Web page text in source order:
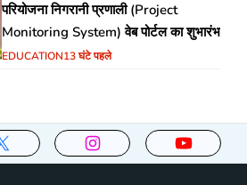
परियोजना निगरानी प्रणाली (Project
Monitoring System) वेब पोर्टल का शुभारंभ
EDUCATION13 घंटे पहले